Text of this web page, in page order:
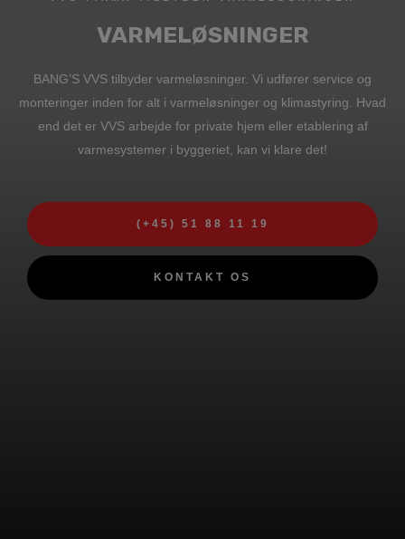
VARMELØSNINGER
BANG’S VVS tilbyder varmeløsninger. Vi udfører service og
monteringer inden for alt i varmeløsninger og klimastyring. Hvad
end det er VVS arbejde for private hjem eller etablering af
varmesystemer i byggeriet, kan vi klare det!
(+45) 51 88 11 19
KONTAKT OS